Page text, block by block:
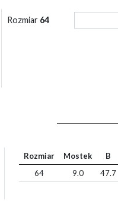
Rozmiar 64
Rozmiar Mostek B
64
9.0 47.7